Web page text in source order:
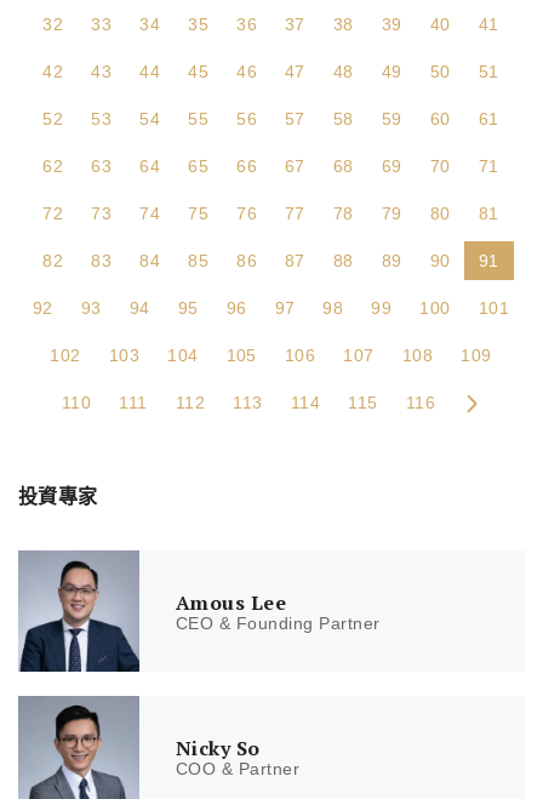
32 33 34 35 36 37 38 39 40 41
42 43 44 45 46 47 48 49 50 51
52 53 54 55 56 57 58 59 60 61
62 63 64 65 66 67 68 69 70 71
72 73 74 75 76 77 78 79 80 81
82 83 84 85 86 87 88 89 90 91
92 93 94 95 96 97 98 99 100 101
102 103 104 105 106 107 108 109
110 111 112 113 114 115 116
投資專家
Amous Lee
CEO & Founding Partner
Nicky So
COO & Partner